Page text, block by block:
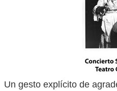
Un gesto explícito de